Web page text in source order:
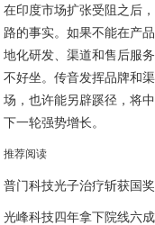
在印度市场扩张受阻之后
路的事实。如果不能在产
地化研发、渠道和售后服
不好坐。传音发挥品牌和
场，也许能另辟蹊径，将
下一轮强势增长。
推荐阅读
普门科技光子治疗斩获国
光峰科技四年拿下院线六